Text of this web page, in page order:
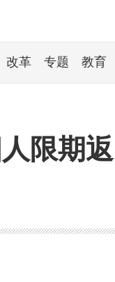
改革 专题 教育
限期